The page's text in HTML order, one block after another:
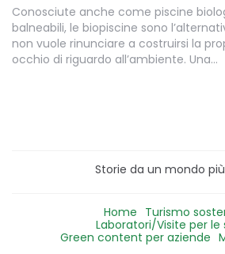
Conosciute anche come piscine
balneabili, le biopiscine sono
non vuole rinunciare a costruirsi la
occhio di riguardo all’ambiente. Una…
Storie da un mondo
Home Turismo
Laboratori/Visite per le
Green content per aziende